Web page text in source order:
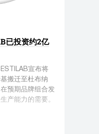
已投资约2亿
宣布将
搬迁至杜布纳
预期品牌组合发
产能力的需要。